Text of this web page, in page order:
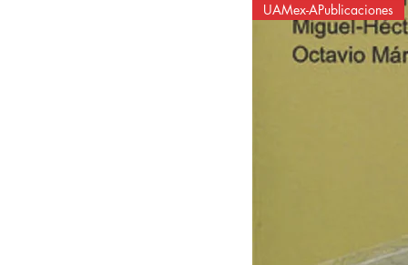
UAMex-APublicaciones